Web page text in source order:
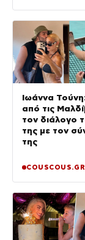
Ιωάννα
από τις
τον διάλογο
της με τον
της
COUSCOUS.GR